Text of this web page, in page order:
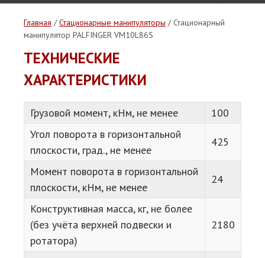
Главная /Стационарные манипуляторы / Стационарный
манипулятор PALFINGER VM10L86S
ТЕХНИЧЕСКИЕ
ХАРАКТЕРИСТИКИ
Грузовой момент, кНм, не менее
100
Угол поворота в горизонтальной
плоскости, град., не менее
425
Момент поворота в горизонтальной
плоскости, кНм, не менее
24
Конструктивная масса, кг, не более
(без учёта верхней подвески и
ротатора)
2180